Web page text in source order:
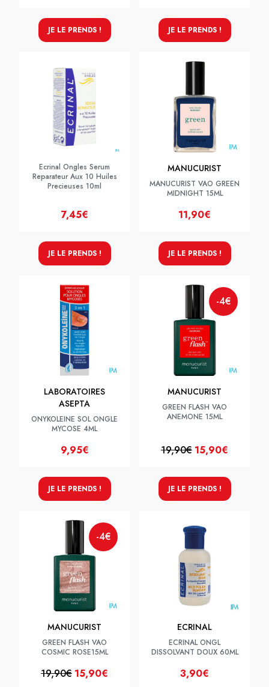
JE LE PRENDS ! JE LE PRENDS !
Ecrinal Ongles Serum
Reparateur Aux 10 Huiles
Precieuses 10ml
7,45€
JE LE PRENDS !
MANUCURIST
MANUCURIST VAO GREEN
MIDNIGHT 15ML
11,90€
JE LE PRENDS !
LABORATOIRES
ASEPTA
ONYKOLEINE SOL ONGLE
MYCOSE 4ML
9,95€
JE LE PRENDS !
-4€
MANUCURIST
GREEN FLASH VAO
ANEMONE 15ML
19,90€ 15,90€
JE LE PRENDS !
-4€
MANUCURIST
GREEN FLASH VAO
COSMIC ROSE15ML
19,90€ 15,90€
ECRINAL
ECRINAL ONGL
DISSOLVANT DOUX 60ML
3,90€